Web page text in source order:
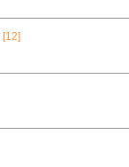
[12]